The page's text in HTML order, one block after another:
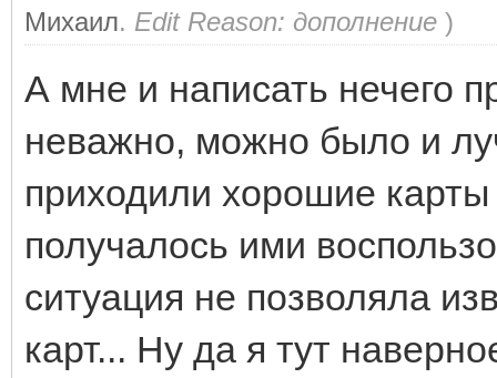
Михаил. Edit Reason: дополнение )
А мне и написать нечего
неважно, можно было и
приходили хорошие
получалось ими
ситуация не позволяла
карт... Ну да я тут